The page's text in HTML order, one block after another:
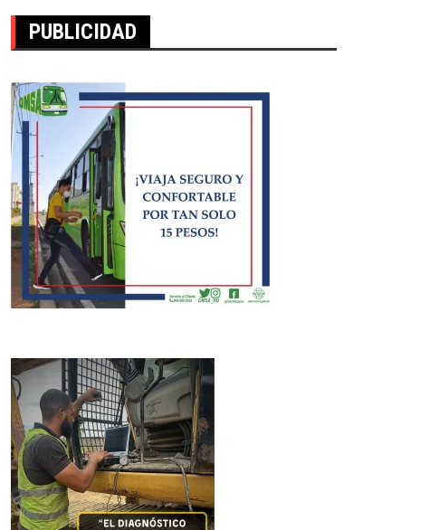
PUBLICIDAD